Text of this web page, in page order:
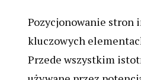
Pozycjonowanie stron
kluczowych
Przede wszystkim